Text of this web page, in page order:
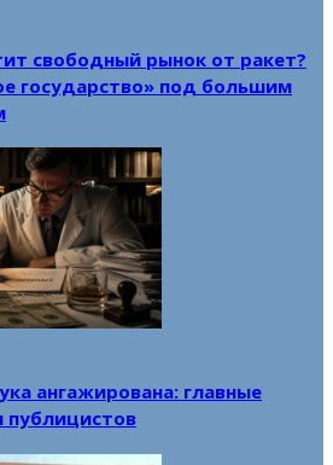
свободный рынок от ракет?
государство» под большим
ангажирована: главные
публицистов